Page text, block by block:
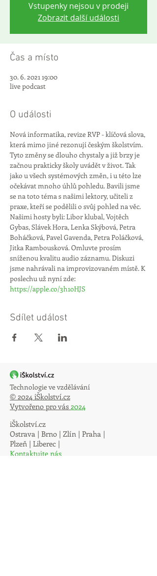
Vstupenky nejsou v prodeji
Zobrazit další události
Čas a místo
30. 6. 2021 19:00
live podcast
O události
Nová informatika, revize RVP - klíčová slova,
která mimo jiné rezonují českým školstvím.
Tyto změny se dlouho chystaly a již brzy je
začnou prakticky školy uvádět v život. Tak
jako u všech systémových změn, i u této lze
očekávat mnoho úhlů pohledu. Bavili jsme
se na toto téma s našimi lektory, učiteli z
praxe, kteří se podělili o svůj pohled na věc.
Našimi hosty byli: Libor klubal, Vojtěch
Gybas, Slávek Hora, Lenka Skýbová, Petra
Boháčková, Pavel Gavenda, Petra Poláčková,
Jitka Rambousková. Omluvte prosím
sníženou kvalitu audio záznamu. Diskuzi
jsme nahrávali na improvizovaném místě. K
poslechu už nyní zde:
https://apple.co/3h1oHJS
Sdílet událost
Technologie ve vzdělávání
© 2024 iŠkolství.cz
Vytvořeno pro vás 2024
iŠkolství.cz
Ostrava | Brno | Zlín | Praha |
Plzeň | Liberec |
Kontaktujte nás